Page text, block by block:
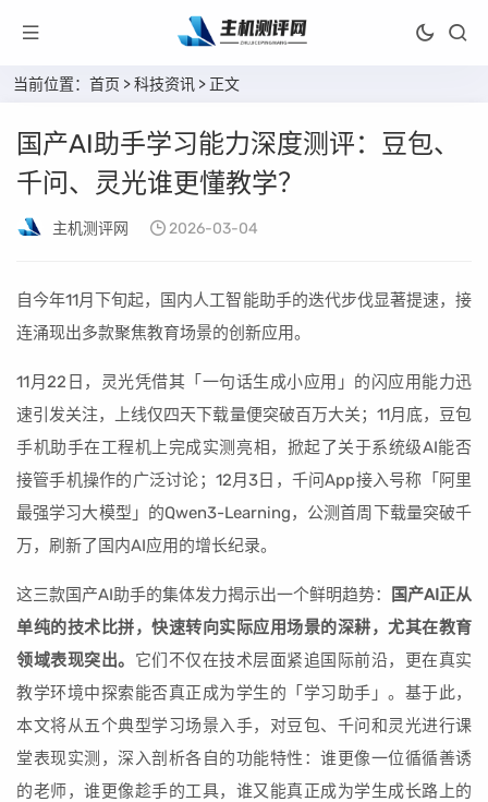
当前位置： 首页 >科技资讯 > 正文
国产AI助手学习能力深度测评：豆包、
千问、灵光谁更懂教学？
主机测评网 2026-03-04
自今年11月下旬起，国内人工智能助手的迭代步伐显著提速，接
连涌现出多款聚焦教育场景的创新应用。
11月22日，灵光凭借其「一句话生成小应用」的闪应用能力迅
速引发关注，上线仅四天下载量便突破百万大关；11月底，豆包
手机助手在工程机上完成实测亮相，掀起了关于系统级AI能否
接管手机操作的广泛讨论；12月3日，千问App接入号称「阿里
最强学习大模型」的Qwen3-Learning，公测首周下载量突破千
万，刷新了国内AI应用的增长纪录。
这三款国产AI助手的集体发力揭示出一个鲜明趋势：
国产AI正从
单纯的技术比拼，快速转向实际应用场景的深耕，尤其在教育
领域表现突出。 它们不仅在技术层面紧追国际前沿，更在真实
教学环境中探索能否真正成为学生的「学习助手」。基于此，
本文将从五个典型学习场景入手，对豆包、千问和灵光进行课
堂表现实测，深入剖析各自的功能特性：谁更像一位循循善诱
的老师，谁更像趁手的工具，谁又能真正成为学生成长路上的